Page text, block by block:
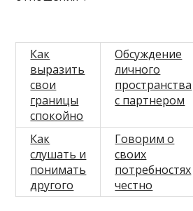
Как
выразить
свои
границы
спокойно
Обсуждение
личного
пространства
с партнером
Как
слушать и
понимать
другого
Говорим о
своих
потребностях
честно